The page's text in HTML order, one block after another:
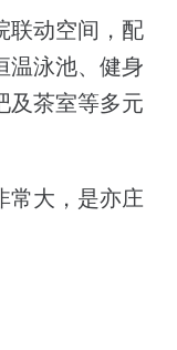
联动空间，配
温泳池、健身
及茶室等多元
常大，是亦庄